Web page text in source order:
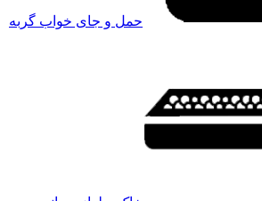
حمل و جای خواب گربه